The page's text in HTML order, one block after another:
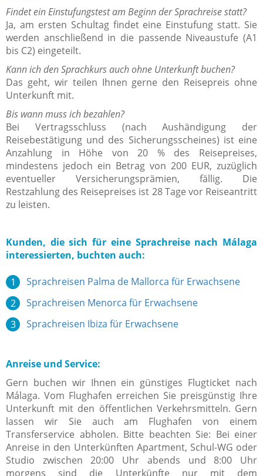
Findet ein Einstufungstest am Beginn der Sprachreise statt?
Ja, am ersten Schultag findet eine Einstufung statt. Sie
werden anschließend in die passende Niveaustufe (A1
bis C2) eingeteilt.
Kann ich den Sprachkurs auch ohne Unterkunft buchen?
Das geht, wir teilen Ihnen gerne den Reisepreis ohne
Unterkunft mit.
Bis wann muss ich bezahlen?
Bei Vertragsschluss (nach Aushändigung der
Reisebestätigung und des Sicherungsscheines) ist eine
Anzahlung in Höhe von 20 % des Reisepreises,
mindestens jedoch ein Betrag von 200 EUR, zuzüglich
eventueller Versicherungsprämien, fällig. Die
Restzahlung des Reisepreises ist 28 Tage vor Reiseantritt
zu leisten.
Kunden, die sich für eine Sprachreise nach Málaga
interessierten, buchten auch:
Sprachreisen Palma de Mallorca für Erwachsene
Sprachreisen Menorca für Erwachsene
Sprachreisen Ibiza für Erwachsene
Anreise und Service:
Gern buchen wir Ihnen ein günstiges Flugticket nach
Málaga. Vom Flughafen erreichen Sie preisgünstig Ihre
Unterkunft mit den öffentlichen Verkehrsmitteln. Gern
lassen wir Sie auch am Flughafen von einem
Transferservice abholen. Bitte beachten Sie: Bei einer
Anreise in den Unterkünften Apartment, Schul-WG oder
Studio zwischen 20:00 Uhr abends und 8:00 Uhr
morgens sind die Unterkünfte nur mit dem